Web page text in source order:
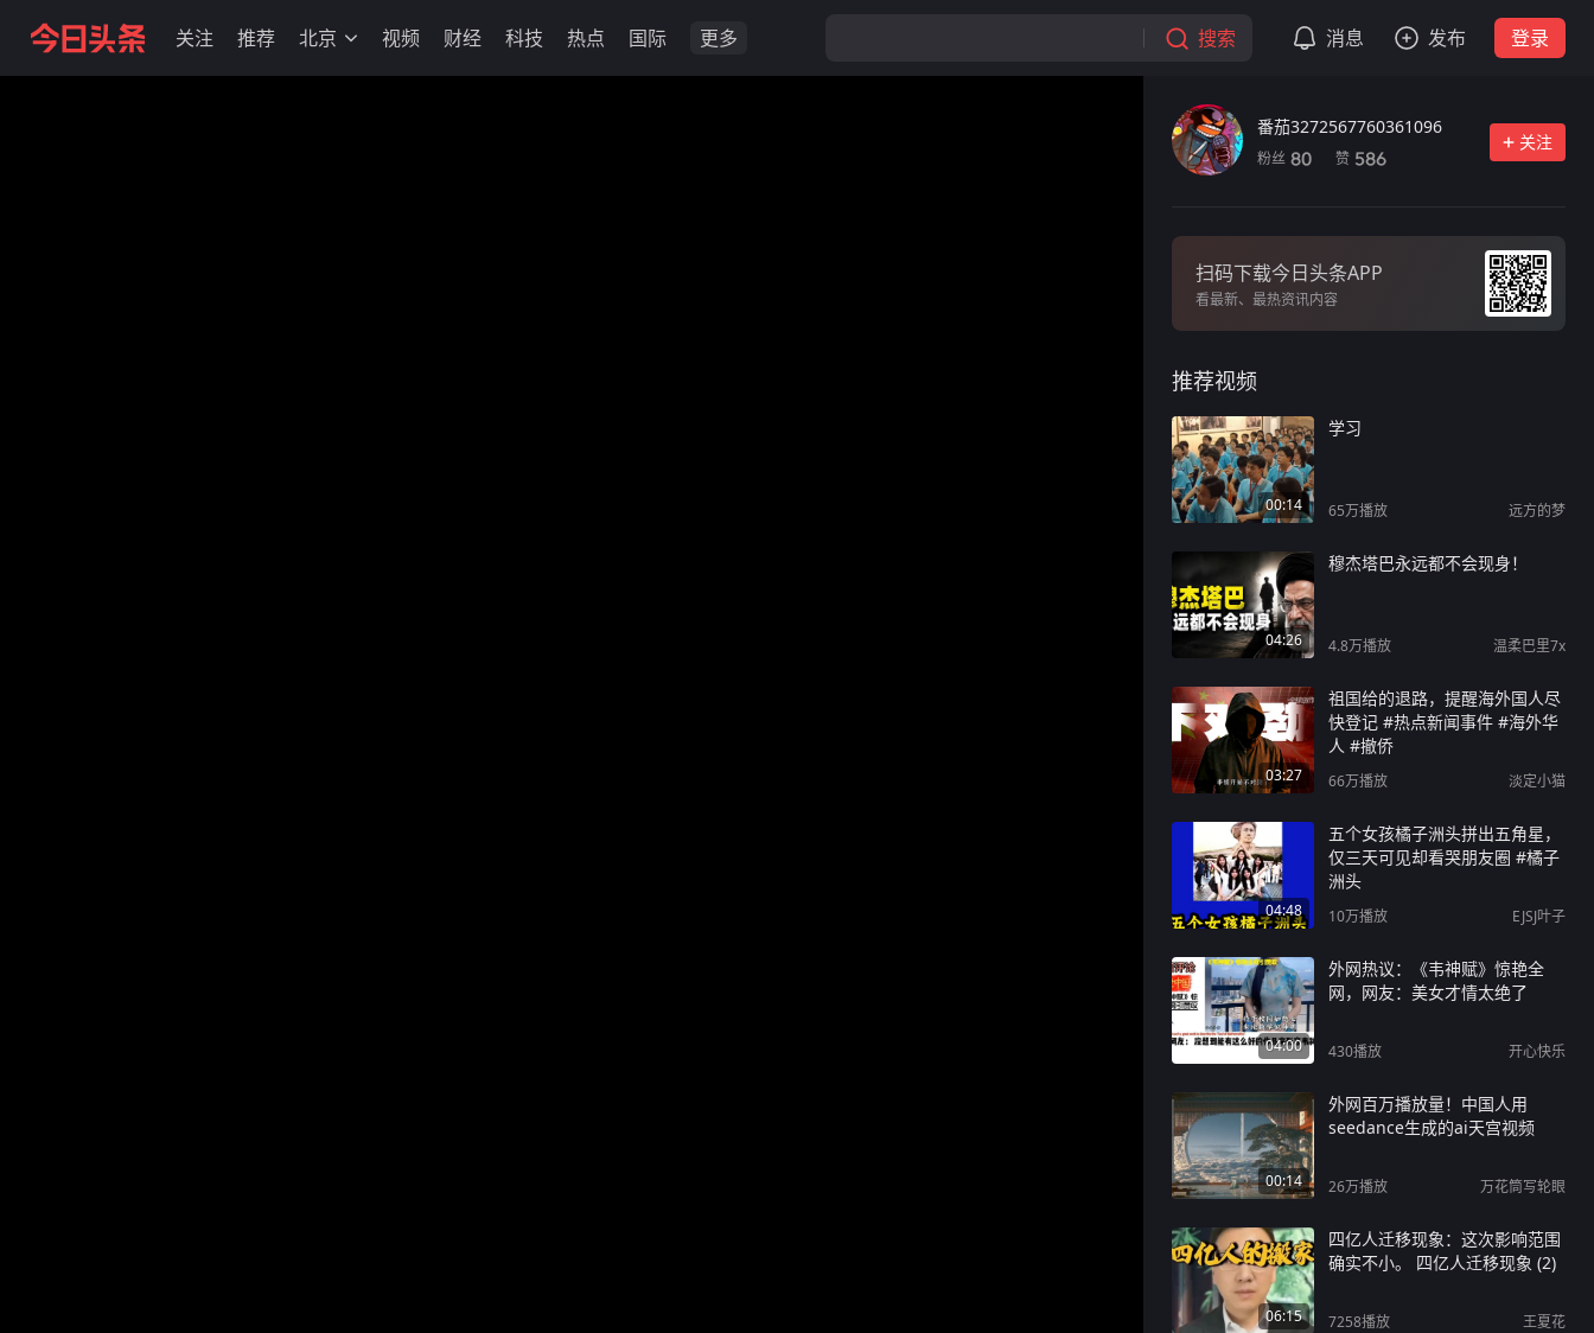
关注 推荐 北京 视频 财经 科技 热点 国际 更多 搜索 消息 发布 登录
番茄3272567760361096
粉丝 80 赞 586
关注
扫码下载今日头条APP
看最新、最热资讯内容
推荐视频
00:14
学习
65万播放 远方的梦
04:26
穆杰塔巴永远都不会现身！
4.8万播放 温柔巴里7x
03:27
祖国给的退路，提醒海外国人尽
快登记 #热点新闻事件 #海外华
人 #撤侨
66万播放 淡定小猫
04:48
五个女孩橘子洲头拼出五角星，
仅三天可见却看哭朋友圈 #橘子
洲头
10万播放 EJSJ叶子
04:00
外网热议：《韦神赋》惊艳全
网，网友：美女才情太绝了
430播放 开心快乐
00:14
外网百万播放量！中国人用
seedance生成的ai天宫视频
26万播放 万花筒写轮眼
06:15
四亿人迁移现象：这次影响范围
确实不小。 四亿人迁移现象 (2)
7258播放 王夏花